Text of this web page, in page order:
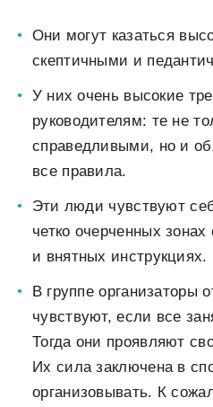
Они могут казаться
скептичными и
У них очень высокие
руководителям: те не
справедливыми, но и
все правила.
Эти люди чувствуют
четко очерченных зонах
и внятных инструкциях.
В группе организаторы
чувствуют, если все
Тогда они проявляют
Их сила заключена в
организовывать. К